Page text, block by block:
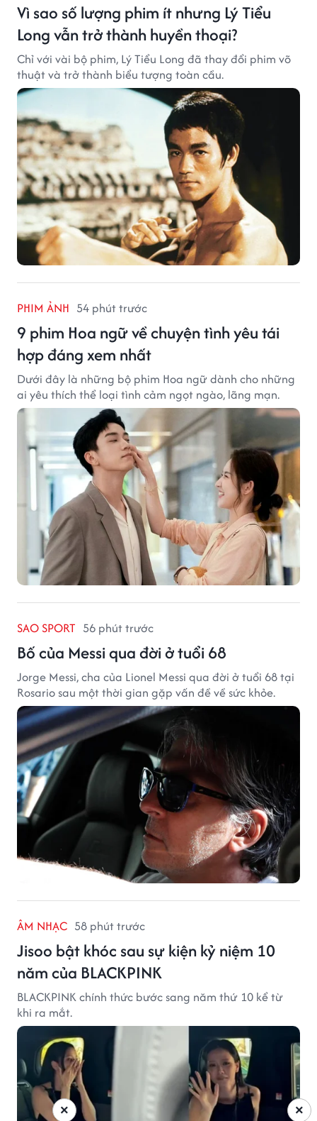
Vì sao số lượng phim ít nhưng Lý Tiểu
Long vẫn trở thành huyền thoại?
Chỉ với vài bộ phim, Lý Tiểu Long đã thay đổi phim võ
thuật và trở thành biểu tượng toàn cầu.
PHIM ẢNH 54 phút trước
9 phim Hoa ngữ về chuyện tình yêu tái
hợp đáng xem nhất
Dưới đây là những bộ phim Hoa ngữ dành cho những
ai yêu thích thể loại tình cảm ngọt ngào, lãng mạn.
SAO SPORT 56 phút trước
Bố của Messi qua đời ở tuổi 68
Jorge Messi, cha của Lionel Messi qua đời ở tuổi 68 tại
Rosario sau một thời gian gặp vấn đề về sức khỏe.
ÂM NHẠC 58 phút trước
Jisoo bật khóc sau sự kiện kỷ niệm 10
năm của BLACKPINK
BLACKPINK chính thức bước sang năm thứ 10 kể từ
khi ra mắt.
×
×